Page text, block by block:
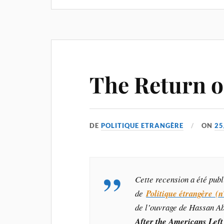
The Return
DEPOLITIQUE ETRANGÈRE ON
Cette recension a été
dePolitique étrangère
de l’ouvrage de Hassan
After the Americans